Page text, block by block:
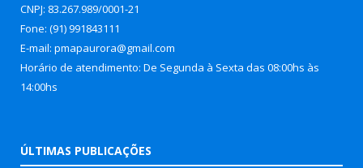
CNPJ: 83.267.989/0001-21
Fone: (91) 991843111
E-mail: pmapaurora@gmail.com
Horário de atendimento: De Segunda à Sexta das 08:00hs às
14:00hs
ÚLTIMAS PUBLICAÇÕES